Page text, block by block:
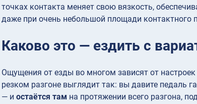
точках контакта меняет свою вязкость,
даже при очень небольшой площади контактного
Каково это — ездить с
Ощущения от езды во многом зависят от
резком разгоне выглядит так: вы давите педаль
— и остаётся там на протяжении всего разгона,